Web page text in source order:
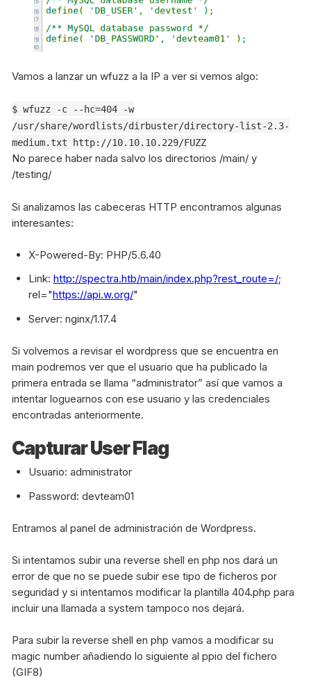
Vamos a lanzar un wfuzz a la IP a ver si vemos algo:
$ wfuzz -c --hc=404 -w
/usr/share/wordlists/dirbuster/directory-list-2.3-
medium.txt http://10.10.10.229/FUZZ
No parece haber nada salvo los directorios /main/ y
/testing/
Si analizamos las cabeceras HTTP encontramos algunas
interesantes:
X-Powered-By: PHP/5.6.40
Link: http://spectra.htb/main/index.php?rest_route=/;
rel="https://api.w.org/"
Server: nginx/1.17.4
Si volvemos a revisar el wordpress que se encuentra en
main podremos ver que el usuario que ha publicado la
primera entrada se llama “administrator” así que vamos a
intentar loguearnos con ese usuario y las credenciales
encontradas anteriormente.
Capturar User Flag
Usuario: administrator
Password: devteam01
Entramos al panel de administración de Wordpress.
Si intentamos subir una reverse shell en php nos dará un
error de que no se puede subir ese tipo de ficheros por
seguridad y si intentamos modificar la plantilla 404.php para
incluir una llamada a system tampoco nos dejará.
Para subir la reverse shell en php vamos a modificar su
magic number añadiendo lo siguiente al ppio del fichero
(GIF8)